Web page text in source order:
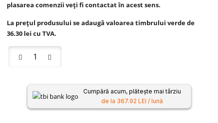
plasarea comenzii veți fi contactat în acest sens.
La prețul produsului se adaugă valoarea timbrului verde de
36.30 lei cu TVA.
Cumpără acum, plătește mai târziu
de la 367.92 LEI / lună